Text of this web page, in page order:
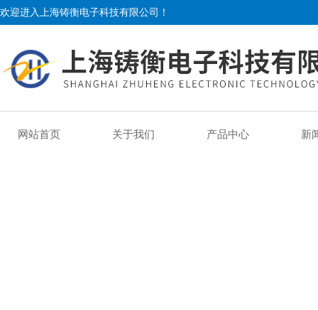
欢迎进入上海铸衡电子科技有限公司！
网站首页 关于我们 产品中心 新